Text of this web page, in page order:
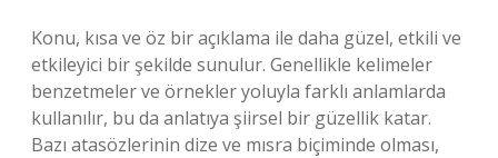
Konu, kısa ve öz bir açıklama ile daha güzel, etkili ve
etkileyici bir şekilde sunulur. Genellikle kelimeler
benzetmeler ve örnekler yoluyla farklı anlamlarda
kullanılır, bu da anlatıya şiirsel bir güzellik katar.
Bazı atasözlerinin dize ve mısra biçiminde olması,